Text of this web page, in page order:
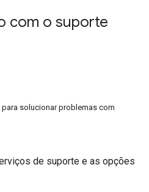
com o suporte
solucionar problemas com
de suporte e as opções